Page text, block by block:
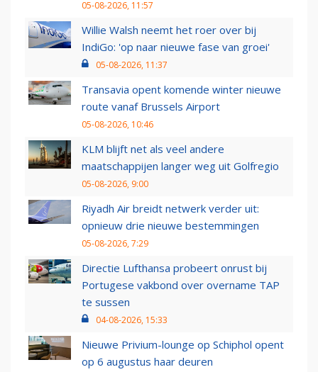
05-08-2026, 11:57
Willie Walsh neemt het roer over bij
IndiGo: 'op naar nieuwe fase van groei'
05-08-2026, 11:37
Transavia opent komende winter nieuwe
route vanaf Brussels Airport
05-08-2026, 10:46
KLM blijft net als veel andere
maatschappijen langer weg uit Golfregio
05-08-2026, 9:00
Riyadh Air breidt netwerk verder uit:
opnieuw drie nieuwe bestemmingen
05-08-2026, 7:29
Directie Lufthansa probeert onrust bij
Portugese vakbond over overname TAP
te sussen
04-08-2026, 15:33
Nieuwe Privium-lounge op Schiphol opent
op 6 augustus haar deuren